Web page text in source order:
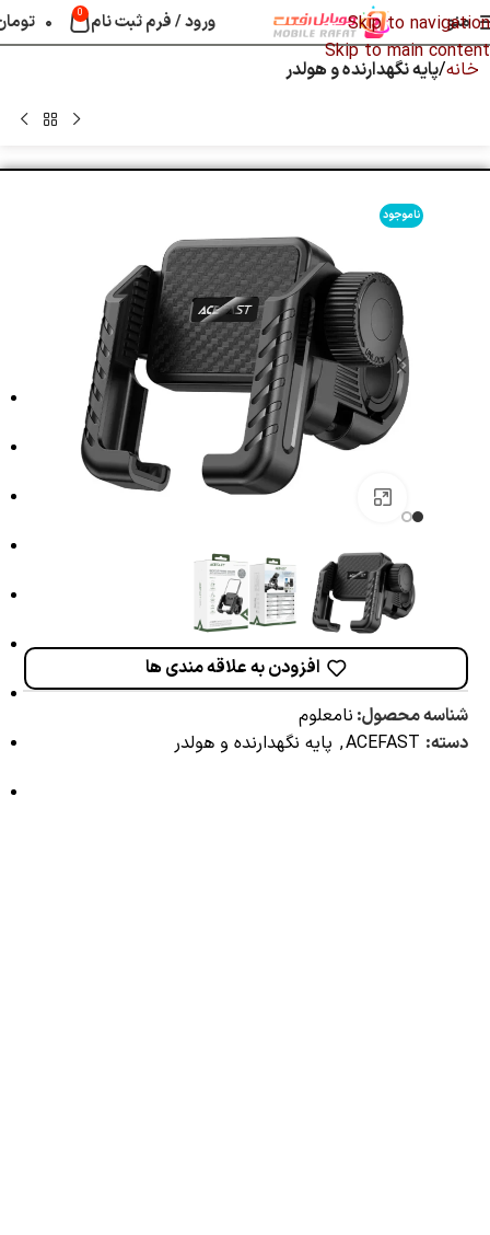
Skip to navigation
Skip to main content
منو ورود / فرم ثبت نام 0 ۰
خانه پایه نگهدارنده و هولدر
ناموجود
برای بزرگنمایی کلیک کنید
افزودن به علاقه مندی ها
شناسه محصول: نامعلوم
دسته: ACEFAST
, پایه نگهدارنده و هولدر